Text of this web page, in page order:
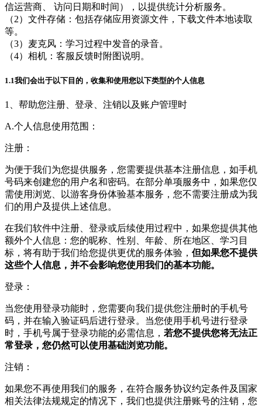
信运营商、 访问日期和时间），以提供统计分析服务。
（2）文件存储：包括存储应用资源文件，下载文件本地读取
等。
（3）麦克风：学习过程中发音的录音。
（4）相机：客服反馈时附图说明。
1.1我们会出于以下目的，收集和使用您以下类型的个人信息
1、帮助您注册、登录、注销以及账户管理时
A.个人信息使用范围：
注册：
为便于我们为您提供服务，您需要提供基本注册信息，如手机
号码来创建您的用户名和密码。在部分单项服务中，如果您仅
需使用浏览、以游客身份体验基本服务，您不需要注册成为我
们的用户及提供上述信息。
在我们软件中注册、登录或后续使用过程中，如果您提供其他
额外个人信息：您的昵称、性别、年龄、所在地区、学习目
标，将有助于我们给您提供更优的服务体验， 但如果您不提供
这些个人信息，并不会影响您使用我们的基本功能。
登录：
当您使用登录功能时，您需要向我们提供您注册时的手机号
码，并在输入验证码后进行登录。当您使用手机号进行登录
时，手机号属于登录功能的必需信息， 若您不提供您将无法正
常登录，您仍然可以使用基础浏览功能。
注销：
如果您不再使用我们的服务，在符合服务协议约定条件及国家
相关法律法规规定的情况下，我们也提供注册账号的注销，您